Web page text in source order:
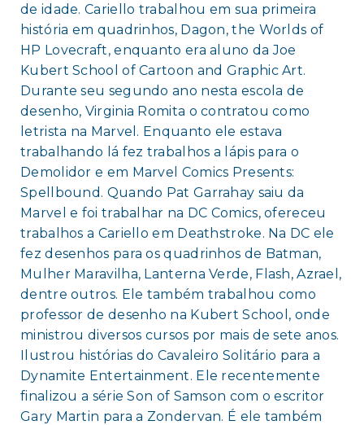
de idade. Cariello trabalhou em sua primeira
história em quadrinhos, Dagon, the Worlds of
HP Lovecraft, enquanto era aluno da Joe
Kubert School of Cartoon and Graphic Art.
Durante seu segundo ano nesta escola de
desenho, Virginia Romita o contratou como
letrista na Marvel. Enquanto ele estava
trabalhando lá fez trabalhos a lápis para o
Demolidor e em Marvel Comics Presents:
Spellbound. Quando Pat Garrahay saiu da
Marvel e foi trabalhar na DC Comics, ofereceu
trabalhos a Cariello em Deathstroke. Na DC ele
fez desenhos para os quadrinhos de Batman,
Mulher Maravilha, Lanterna Verde, Flash, Azrael,
dentre outros. Ele também trabalhou como
professor de desenho na Kubert School, onde
ministrou diversos cursos por mais de sete anos.
Ilustrou histórias do Cavaleiro Solitário para a
Dynamite Entertainment. Ele recentemente
finalizou a série Son of Samson com o escritor
Gary Martin para a Zondervan. É ele também